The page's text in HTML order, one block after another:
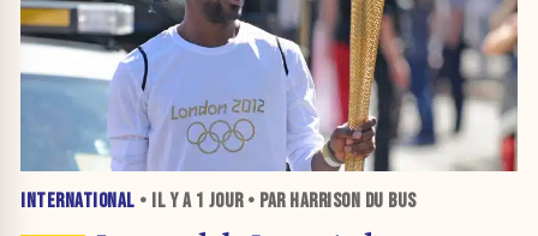
INTERNATIONAL • IL Y A 1 JOUR• PAR HARRISON DU BUS